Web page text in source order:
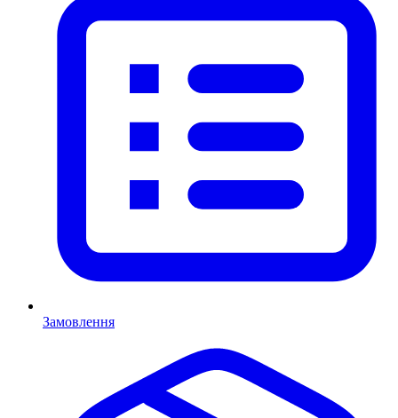
Замовлення